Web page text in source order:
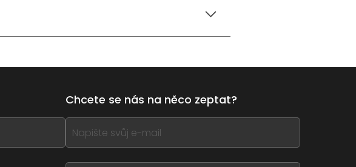
Chcete se nás na něco zeptat?
If
you